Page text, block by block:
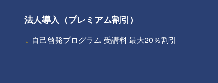
法人導入（プレミアム割引）
自己啓発プログラム 受講料 最大20％割引